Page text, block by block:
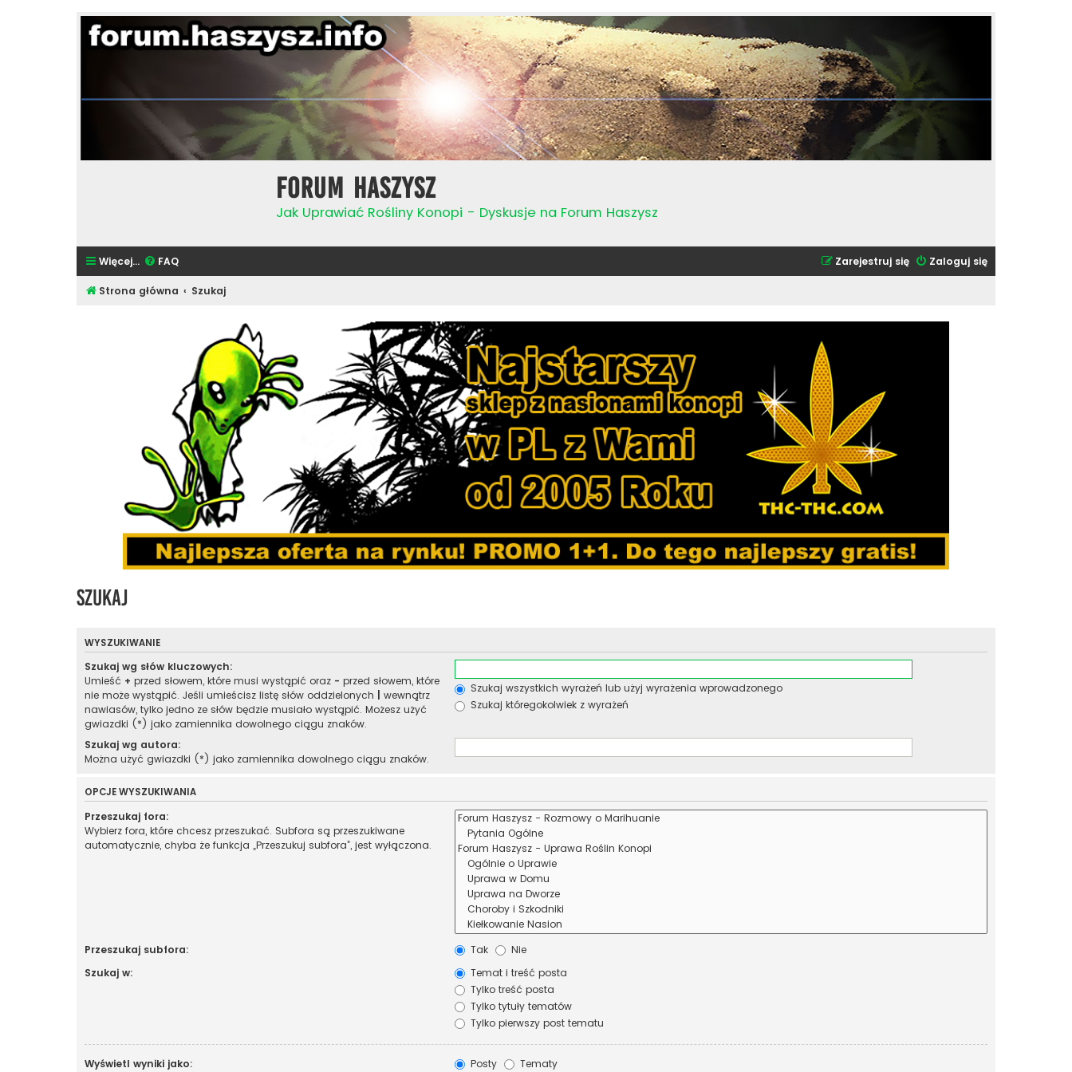
Forum Haszysz
Jak Uprawiać Rośliny Konopi - Dyskusje na Forum Haszysz
Więcej… FAQ Zaloguj się
Zarejestruj się
Strona główna Szukaj
Szukaj
WYSZUKIWANIE
Szukaj wg słów kluczowych:
Umieść + przed słowem, które musi wystąpić oraz - przed słowem, które
nie może wystąpić. Jeśli umieścisz listę słów oddzielonych
wewnątrz
nawiasów, tylko jedno ze słów będzie musiało wystąpić. Możesz użyć
gwiazdki (*) jako zamiennika dowolnego ciągu znaków.
Szukaj wszystkich wyrażeń lub użyj wyrażenia wprowadzonego
Szukaj któregokolwiek z wyrażeń
Szukaj wg autora:
Można użyć gwiazdki (*) jako zamiennika dowolnego ciągu znaków.
OPCJE WYSZUKIWANIA
Przeszukaj fora:
Wybierz fora, które chcesz przeszukać. Subfora są przeszukiwane
automatycznie, chyba że funkcja „Przeszukuj subfora”, jest wyłączona.
Przeszukaj subfora: Tak
Nie
Szukaj w:
Temat i treść posta
Tylko treść posta
Tylko tytuły tematów
Tylko pierwszy post tematu
Wyświetl wyniki jako: Posty Tematy